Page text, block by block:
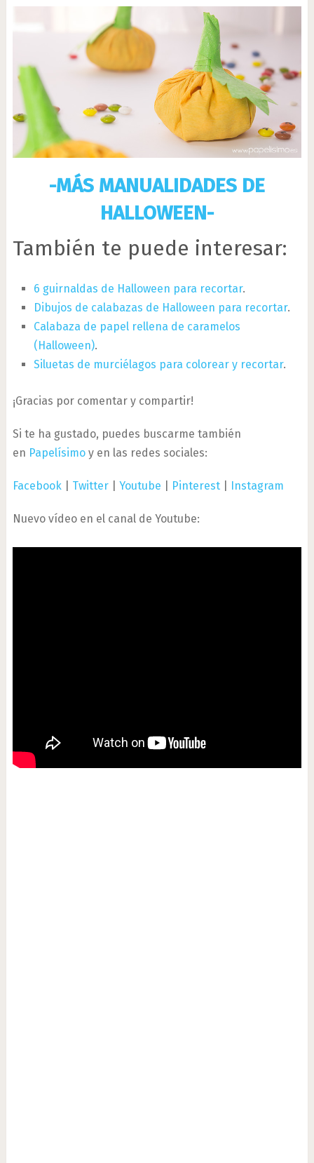
-MÁS MANUALIDADES DE
HALLOWEEN-
También te puede interesar:
6 guirnaldas de Halloween para recortar.
Dibujos de calabazas de Halloween para recortar.
Calabaza de papel rellena de caramelos
(Halloween).
Siluetas de murciélagos para colorear y recortar.
¡Gracias por comentar y compartir!
Si te ha gustado, puedes buscarme también
en Papelísimoy en las redes sociales:
Facebook| Twitter Youtube Pinterest| Instagram
Nuevo vídeo en el canal de Youtube: